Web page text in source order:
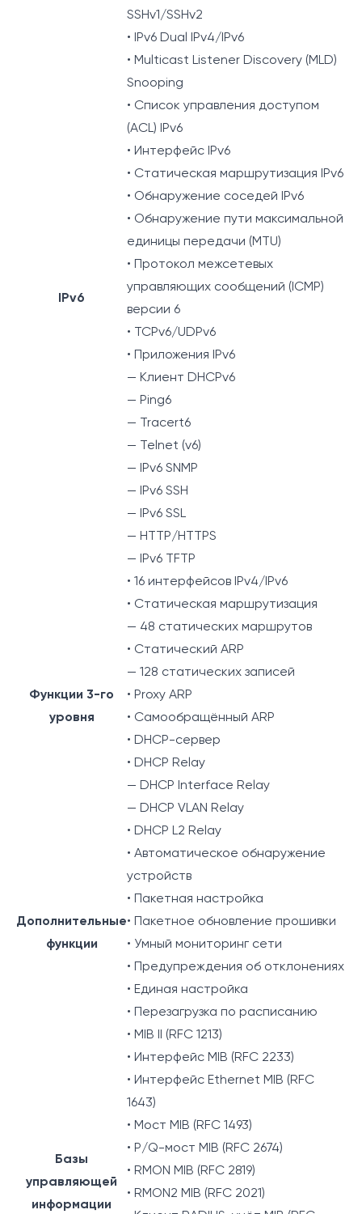
SSHv1/SSHv2
IPv6
• IPv6 Dual IPv4/IPv6
• Multicast Listener Discovery (MLD)
Snooping
• Список управления доступом
(ACL) IPv6
• Интерфейс IPv6
• Статическая маршрутизация IPv6
• Обнаружение соседей IPv6
• Обнаружение пути максимальной
единицы передачи (MTU)
• Протокол межсетевых
управляющих сообщений (ICMP)
версии 6
• TCPv6/UDPv6
• Приложения IPv6
— Клиент DHCPv6
— Ping6
— Tracert6
— Telnet (v6)
— IPv6 SNMP
— IPv6 SSH
— IPv6 SSL
— HTTP/HTTPS
— IPv6 TFTP
Функции 3-го
уровня
• 16 интерфейсов IPv4/IPv6
• Статическая маршрутизация
— 48 статических маршрутов
• Статический ARP
— 128 статических записей
• Proxy ARP
• Самообращённый ARP
• DHCP-сервер
• DHCP Relay
— DHCP Interface Relay
— DHCP VLAN Relay
• DHCP L2 Relay
Дополнительные
функции
• Автоматическое обнаружение
устройств
• Пакетная настройка
• Пакетное обновление прошивки
• Умный мониторинг сети
• Предупреждения об отклонениях
• Единая настройка
• Перезагрузка по расписанию
Базы
управляющей
информации
• MIB II (RFC 1213)
• Интерфейс MIB (RFC 2233)
• Интерфейс Ethernet MIB (RFC
1643)
• Мост MIB (RFC 1493)
• P/Q-мост MIB (RFC 2674)
• RMON MIB (RFC 2819)
• RMON2 MIB (RFC 2021)